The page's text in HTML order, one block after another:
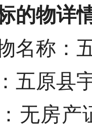
的物详
名称：
五原县
无房产